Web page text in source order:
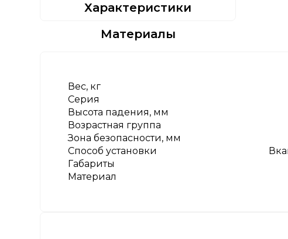
Характеристики
Материалы
Вес, кг
Серия
Высота падения, мм
Возрастная группа
Зона безопасности, мм
Способ установки
Габариты
Материал